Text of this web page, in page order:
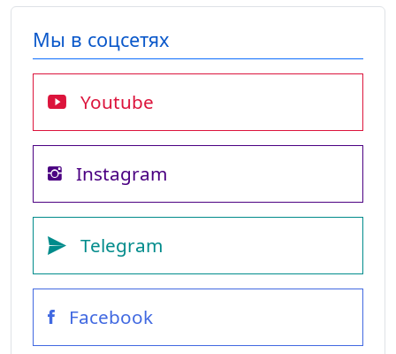
Мы в соцсетях
Youtube
Instagram
Telegram
Facebook